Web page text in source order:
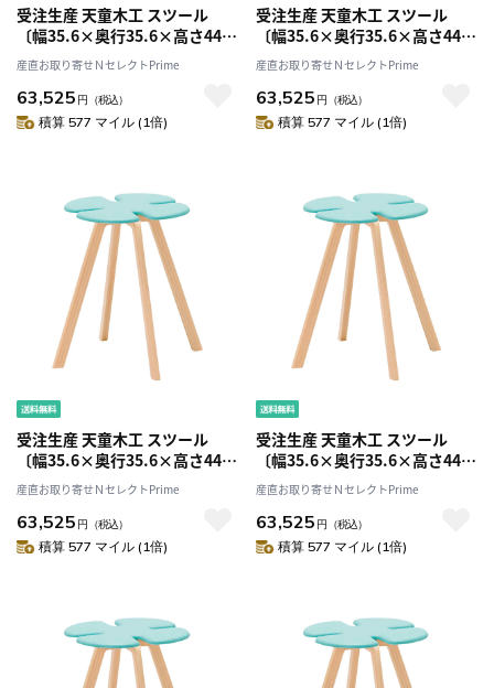
受注生産 天童木工 スツール
〔幅35.6×奥行35.6×高さ44×
座面の高さ44cm〕
産直お取り寄せＮセレクトPrime
63,525 円 （税込）
積算 577 マイル (1倍)
受注生産 天童木工 スツール
〔幅35.6×奥行35.6×高さ44×
座面の高さ44cm〕
産直お取り寄せＮセレクトPrime
63,525 円 （税込）
積算 577 マイル (1倍)
受注生産 天童木工 スツール
〔幅35.6×奥行35.6×高さ44×
座面の高さ44cm〕
産直お取り寄せＮセレクトPrime
63,525 円 （税込）
積算 577 マイル (1倍)
受注生産 天童木工 スツール
〔幅35.6×奥行35.6×高さ44×
座面の高さ44cm〕
産直お取り寄せＮセレクトPrime
63,525 円 （税込）
積算 577 マイル (1倍)